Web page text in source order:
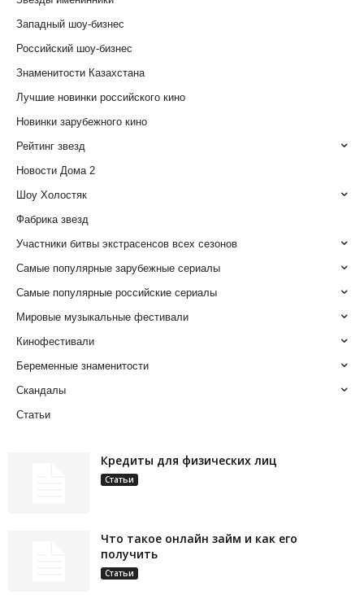
Западный шоу-бизнес
Российский шоу-бизнес
Знаменитости Казахстана
Лучшие новинки российского кино
Новинки зарубежного кино
Рейтинг звезд
Новости Дома 2
Шоу Холостяк
Фабрика звезд
Участники битвы экстрасенсов всех сезонов
Самые популярные зарубежные сериалы
Самые популярные российские сериалы
Мировые музыкальные фестивали
Кинофестивали
Беременные знаменитости
Скандалы
Статьи
Кредиты для физических лиц
Статьи
Что такое онлайн займ и как его
получить
Статьи